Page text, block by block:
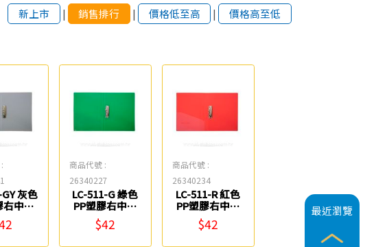
最近瀏覽
新上市 | 銷售排行 | 價格低至高 | 價格高至低
灰色
右中強
勤牌
商品代號 :
26340227
LC-511-G 綠色
PP塑膠右中強
力夾 連勤牌
$42
商品代號 :
26340234
LC-511-R 紅色
PP塑膠右中強
力夾 連勤牌
$42